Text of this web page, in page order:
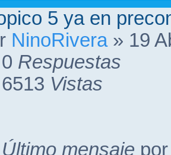
5 ya en
NinoRivera» 19
0 Respuestas
6513 Vistas
Último mensaje